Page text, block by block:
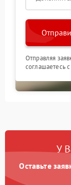
Отправляя
соглашаетесь с
У
Оставьте